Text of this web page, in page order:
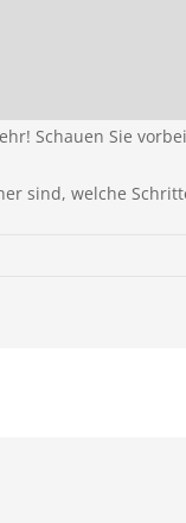
Schauen Sie
sind, welche